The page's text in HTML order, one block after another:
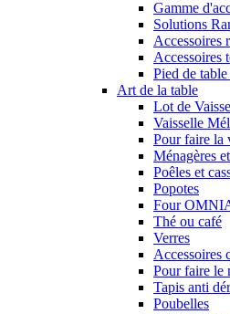
Gamme
Solutions
Accessoires
Accessoires
Pied de table
Art de la table
Lot de
Vaisselle
Pour faire la
Ménagères
Poêles et
Popotes
Four
Thé ou café
Verres
Accessoires
Pour faire le
Tapis anti
Poubelles